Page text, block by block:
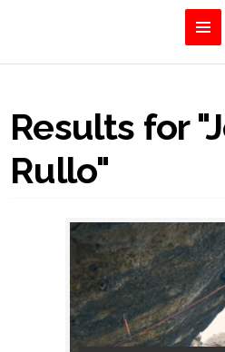
Results for
Rullo"